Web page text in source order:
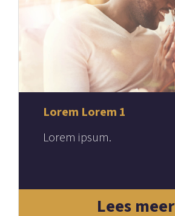
Lorem Lorem 1
Lorem ipsum.
Lees meer